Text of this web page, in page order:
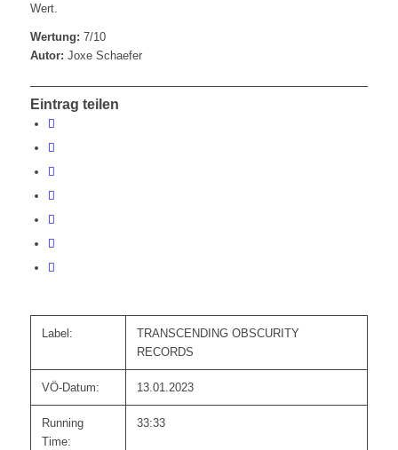
Wert.
Wertung: 7/10
Autor: Joxe Schaefer
Eintrag teilen
Label:
TRANSCENDING OBSCURITY
RECORDS
VÖ-Datum: 13.01.2023
Running
Time:
33:33